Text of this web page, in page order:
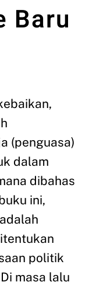
Baru
(penguasa)
dalam
dibahas
ini,
politik
masa lalu